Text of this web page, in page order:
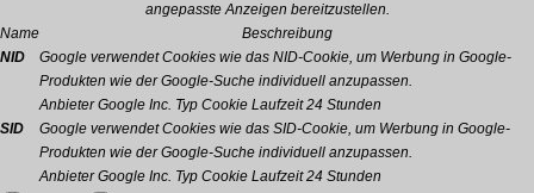
angepasste Anzeigen bereitzustellen.
Name
Beschreibung
NID
Google verwendet Cookies wie das NID-Cookie, um Werbung in Google-
Produkten wie der Google-Suche individuell anzupassen.
Anbieter Google Inc. Typ Cookie Laufzeit 24 Stunden
SID
Google verwendet Cookies wie das SID-Cookie, um Werbung in Google-
Produkten wie der Google-Suche individuell anzupassen.
Anbieter Google Inc. Typ Cookie Laufzeit 24 Stunden